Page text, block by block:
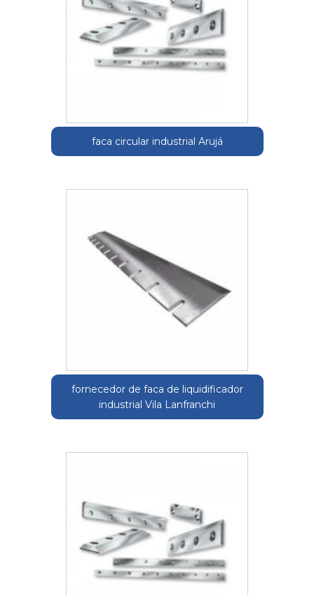
faca circular industrial Arujá
fornecedor de faca de liquidificador
industrial Vila Lanfranchi